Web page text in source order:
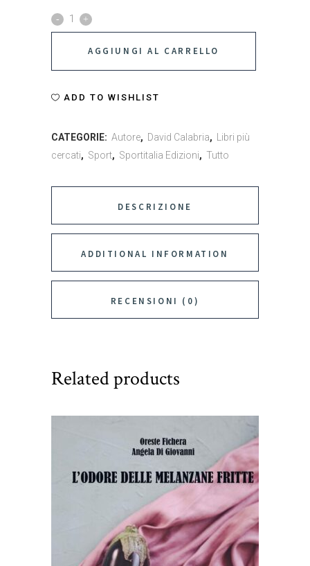
Il
di
futsal.
AGGIUNGI AL CARRELLO
ADD TO WISHLIST
CATEGORIE: Autore, David Calabria, Libri più
cercati, Sport, Sportitalia Edizioni, Tutto
DESCRIZIONE
ADDITIONAL INFORMATION
RECENSIONI (0)
Related products